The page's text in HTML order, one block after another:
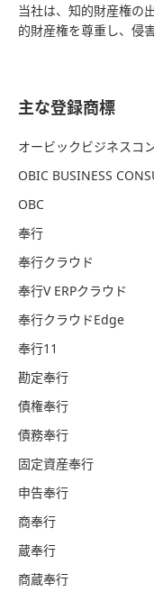
当社は、知的財産権の
的財産権を尊重し、侵
主な登録商標
オービックビジネスコ
OBIC BUSINESS
OBC
奉行
奉行クラウド
奉行V ERPクラウド
奉行クラウドEdge
奉行11
勘定奉行
債権奉行
債務奉行
固定資産奉行
申告奉行
商奉行
蔵奉行
商蔵奉行